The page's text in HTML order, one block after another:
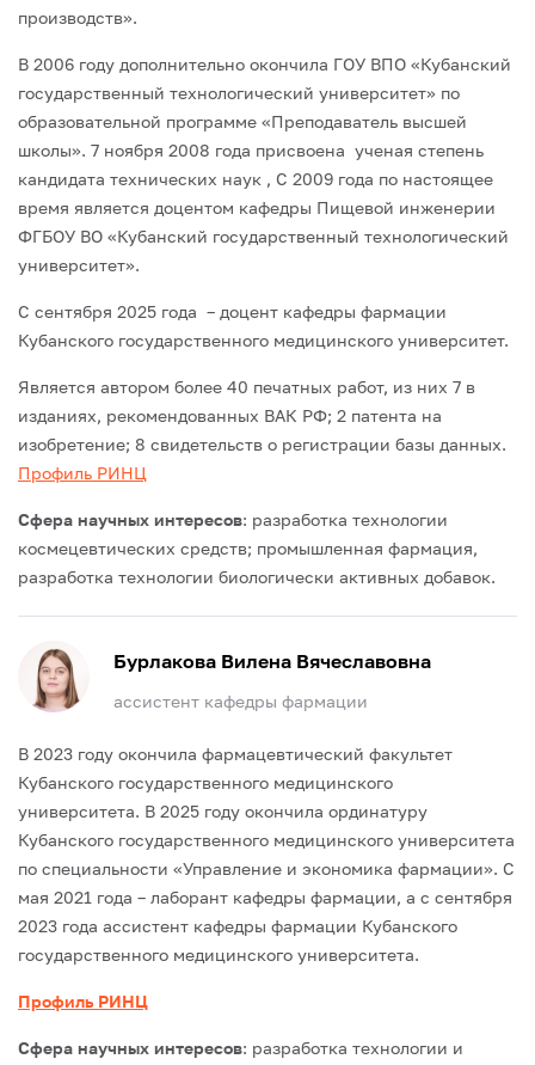
производств».
В 2006 году дополнительно окончила ГОУ ВПО «Кубанский
государственный технологический университет» по
образовательной программе «Преподаватель высшей
школы». 7 ноября 2008 года присвоена ученая степень
кандидата технических наук , С 2009 года по настоящее
время является доцентом кафедры Пищевой инженерии
ФГБОУ ВО «Кубанский государственный технологический
университет».
С сентября 2025 года – доцент кафедры фармации
Кубанского государственного медицинского университет.
Является автором более 40 печатных работ, из них 7 в
изданиях, рекомендованных ВАК РФ; 2 патента на
изобретение; 8 свидетельств о регистрации базы данных.
Профиль РИНЦ
Сфера научных интересов: разработка технологии
космецевтических средств; промышленная фармация,
разработка технологии биологически активных добавок.
Бурлакова Вилена Вячеславовна
ассистент кафедры фармации
В 2023 году окончила фармацевтический факультет
Кубанского государственного медицинского
университета. В 2025 году окончила ординатуру
Кубанского государственного медицинского университета
по специальности «Управление и экономика фармации». С
мая 2021 года – лаборант кафедры фармации, а с сентября
2023 года ассистент кафедры фармации Кубанского
государственного медицинского университета.
Профиль РИНЦ
Сфера научных интересов: разработка технологии и